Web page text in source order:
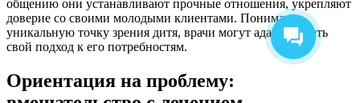
общению они устанавливают прочные отношения, укрепляют
доверие со своими молодыми клиентами. Понимая
уникальную точку зрения дитя, врачи могут адаптировать
свой подход к его потребностям.
Ориентация на проблему: